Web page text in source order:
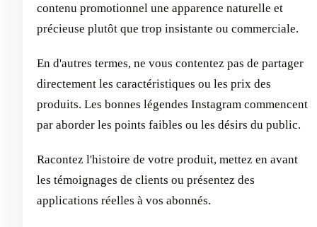
contenu promotionnel une apparence naturelle et
précieuse plutôt que trop insistante ou commerciale.
En d'autres termes, ne vous contentez pas de partager
directement les caractéristiques ou les prix des
produits. Les bonnes légendes Instagram commencent
par aborder les points faibles ou les désirs du public.
Racontez l'histoire de votre produit, mettez en avant
les témoignages de clients ou présentez des
applications réelles à vos abonnés.